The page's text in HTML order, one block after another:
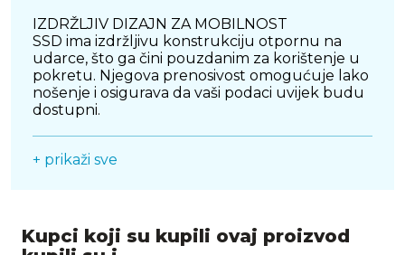
IZDRŽLJIV DIZAJN ZA MOBILNOST
SSD ima izdržljivu konstrukciju otpornu na
udarce, što ga čini pouzdanim za korištenje u
pokretu. Njegova prenosivost omogućuje lako
nošenje i osigurava da vaši podaci uvijek budu
dostupni.
SanDisk Portable SSD kompatibilan je s
adapterima, povezuje se s raznovrsnim
uređajima bez problema.
+ prikaži sve
Kupci koji su kupili ovaj proizvod